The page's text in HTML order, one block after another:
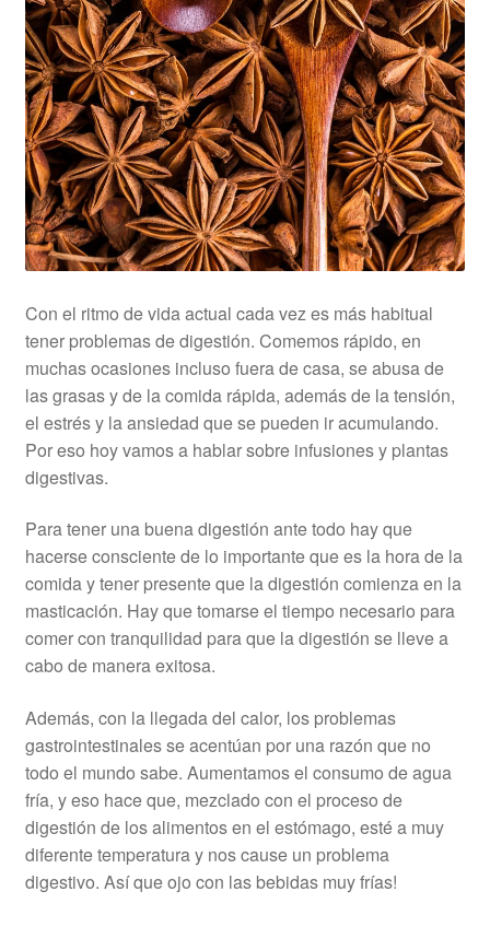
Con el ritmo de vida actual cada vez es más habitual
tener problemas de digestión. Comemos rápido, en
muchas ocasiones incluso fuera de casa, se abusa de
las grasas y de la comida rápida, además de la tensión,
el estrés y la ansiedad que se pueden ir acumulando.
Por eso hoy vamos a hablar sobre infusiones y plantas
digestivas.
Para tener una buena digestión ante todo hay que
hacerse consciente de lo importante que es la hora de la
comida y tener presente que la digestión comienza en la
masticación. Hay que tomarse el tiempo necesario para
comer con tranquilidad para que la digestión se lleve a
cabo de manera exitosa.
Además, con la llegada del calor, los problemas
gastrointestinales se acentúan por una razón que no
todo el mundo sabe. Aumentamos el consumo de agua
fría, y eso hace que, mezclado con el proceso de
digestión de los alimentos en el estómago, esté a muy
diferente temperatura y nos cause un problema
digestivo. Así que ojo con las bebidas muy frías!